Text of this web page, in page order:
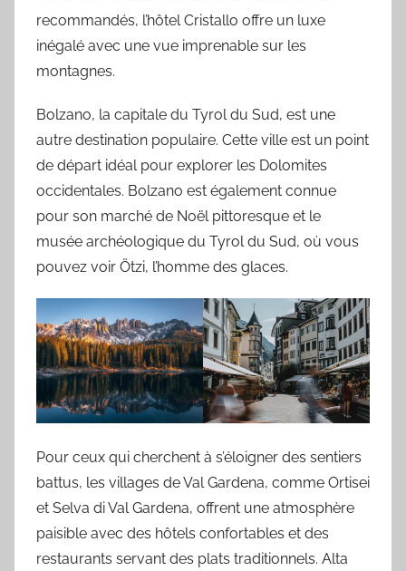
recommandés, l’hôtel Cristallo offre un luxe
inégalé avec une vue imprenable sur les
montagnes.
Bolzano, la capitale du Tyrol du Sud, est une
autre destination populaire. Cette ville est un point
de départ idéal pour explorer les Dolomites
occidentales. Bolzano est également connue
pour son marché de Noël pittoresque et le
musée archéologique du Tyrol du Sud, où vous
pouvez voir Ötzi, l’homme des glaces.
Pour ceux qui cherchent à s’éloigner des sentiers
battus, les villages de Val Gardena, comme Ortisei
et Selva di Val Gardena, offrent une atmosphère
paisible avec des hôtels confortables et des
restaurants servant des plats traditionnels. Alta